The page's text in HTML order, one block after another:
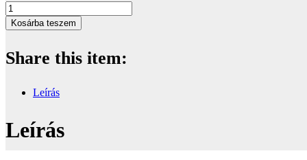
5999 Ft.5499 Ft.
Így
nyertek
ők
Magyar
megváltoztatták
mennyiség
Kosárba teszem
Share this item:
Leírás
Leírás